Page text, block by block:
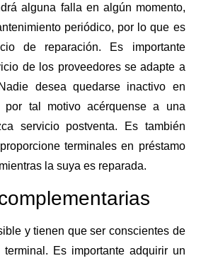
alguna falla en algún momento,
periódico, por lo que es
de reparación. Es importante
de los proveedores se adapte a
desea quedarse inactivo en
tal motivo acérquense a una
servicio postventa. Es también
terminales en préstamo
la suya es reparada.
y tienen que ser conscientes de
Es importante adquirir un